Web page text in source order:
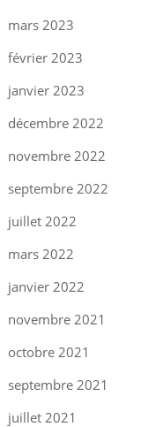
mars 2023
février 2023
janvier 2023
décembre 2022
novembre 2022
septembre 2022
juillet 2022
mars 2022
janvier 2022
novembre 2021
octobre 2021
septembre 2021
juillet 2021